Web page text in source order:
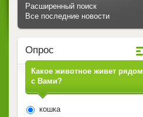
Расширенный поиск
Все последние новости
Опрос
Какое животное живет рядом
с Вами?
кошка